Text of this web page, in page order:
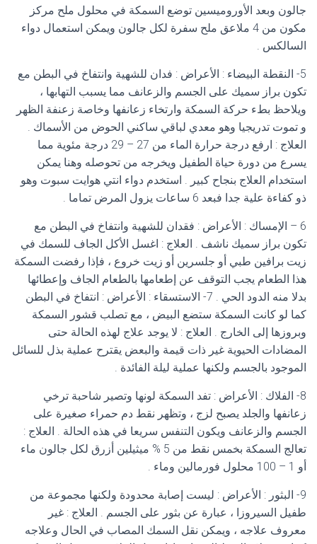
جالون وبعد الأوروميسين توضع السمكة في محلول ملح مركز
مكون من 4 ملاعق ملح سفرة لكل جالون ويمكن استعمال دواء
السالكس .
5- النقطة البيضاء : الأعراض : فدان للشهية وانتفاخ في البطن مع
تكون براز سميك على الجسم والزعانف مما يسبب التهابها ،
ويلاحظ بطء حركة السمكة وارتخاء زعانفها وخاصة زعنفة الظهر
و تموت تدريجيا وهو معدي لباقي ساكني الحوض من الأسماك .
العلاج : ارفع درجة حرارة الماء من 27 – 29 درجة مئوية مما
يسرع من دورة حياة الطفيل ويخرجه من تحوصله وهنا يمكن
استخدام العلاج بنجاح كبير . استخدم دواء انتي هوايت سبوت وهو
ذو كفاءة علية جدا فبعد 6 ساعات يزول المرض تماما .
6 – الإمساك : الأعراض : فقدان للشهية وانتفاخ في البطن مع
تكون براز سميك ناشف . العلاج : اغسل الأكل الجاف للسمك في
زيت برافين طبي أو جلسرين أو زيت خروع ، فإذا رفضت السمكة
هذا الطعام يجب التوقف عن إطعامها بالطعام الجاف وإعطائها
بدلا منه الدود الحي . 7- الاستسقاء : الأعراض : انتفاخ في البطن
كما لو كانت السمكة ستضع البيض ، مع تصلب قشور السمكة
وبروزها إلى الخارج . العلاج : لا يوجد علاج لهذه الحالة حتى
المضادات الحيوية غير ذات قيمة والبعض يقترح عملية بذل للسائل
الموجود بالجسم ولكنها عملية ليلة الفائدة .
8- الفلاك : الأعراض : تفد السمكة لونها وتصير شاحبة ترخي
زعانفها والجلد يصبح لزج ، وتظهر نقط دم حمراء صغيرة على
الجسم والزعانف ويكون التنفس سريعا في هذه الحالة . العلاج :
تعالج السمكة بخمس نقط من 5 % ميثيلين أزرق لكل جالون ماء
أو 1 – 100 محلول فورمالين وماء .
9- البثور : الأعراض : ليست إصابة محدودة ولكنها مجموعة من
طفيل السيروزا ، عبارة عن بثور على الجسم . العلاج : غير
معروف علاجه ، ويمكن نقل السمك المصاب في الحال وعلاجه